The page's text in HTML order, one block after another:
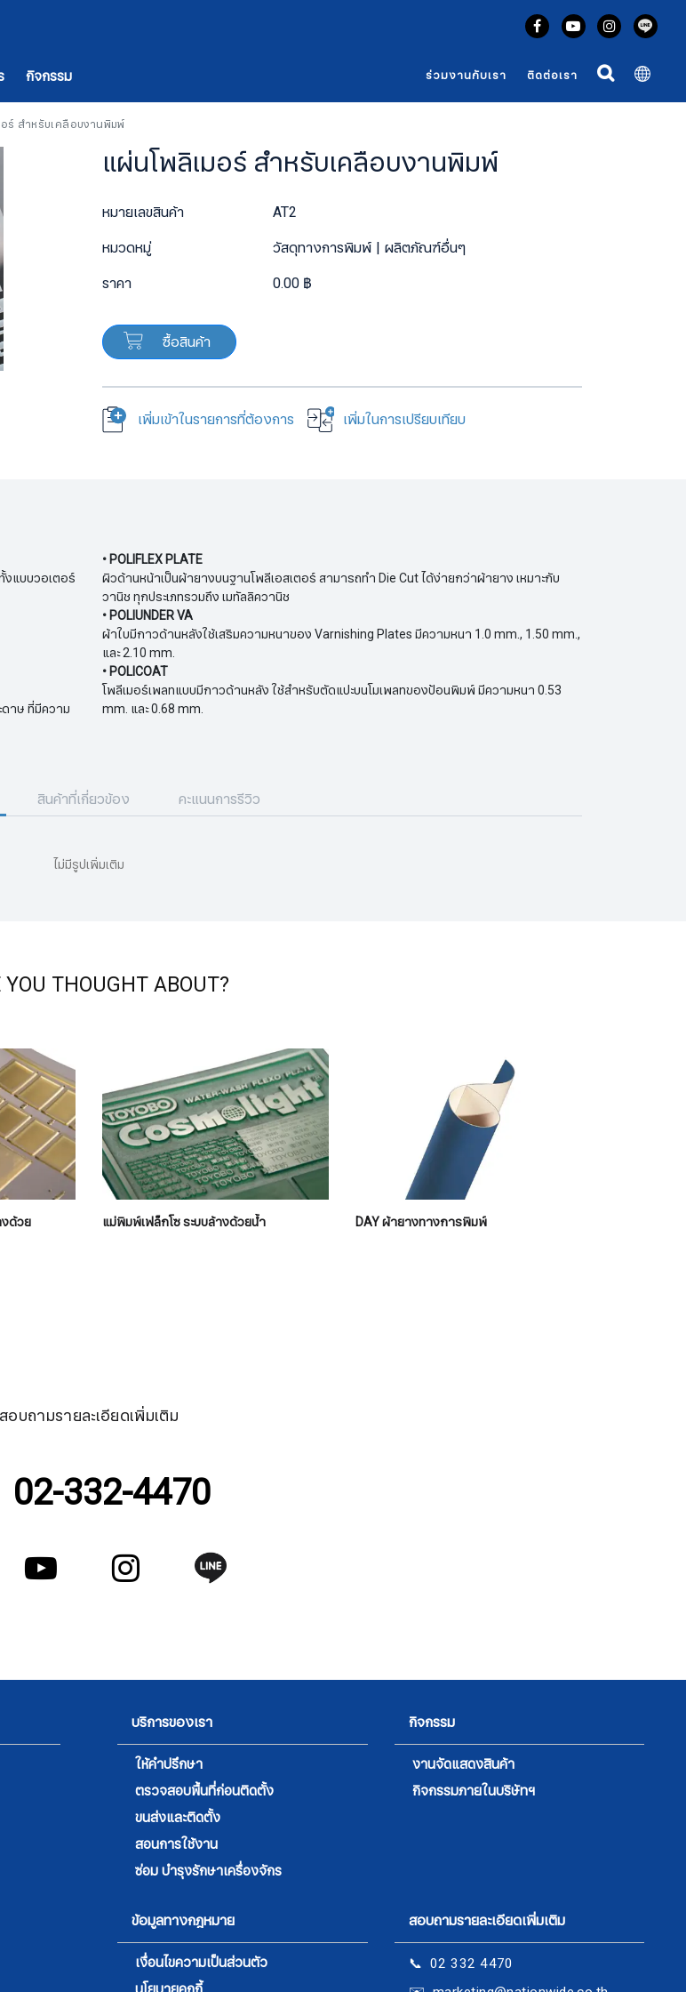
กิจกรรม ร่วมงานกับเรา ติดต่อเรา
ร์ สำหรับเคลือบงานพิมพ์
แผ่นโพลิเมอร์ สำหรับเคลือบงานพิมพ์
หมายเลขสินค้า
AT2
หมวดหมู่
วัสดุทางการพิมพ์
ผลิตภัณฑ์อื่นๆ
ราคา
0.00 ฿
ซื้อสินค้า
เพิ่มเข้าในรายการที่ต้องการ เพิ่มในการเปรียบเทียบ
งแบบวอเตอร์
าษ ที่มีความ
• POLIFLEX PLATE
ผิวด้านหน้าเป็นผ้ายางบนฐานโพลีเอสเตอร์ สามารถทำ Die Cut ได้ง่ายกว่าผ้ายาง เหมาะกับ
วานิช ทุกประเภทรวมถึง เมทัลลิควานิช
• POLIUNDER VA
ผ้าใบมีกาวด้านหลังใช้เสริมความหนาของ Varnishing Plates มีความหนา 1.0 mm., 1.50 mm.,
และ 2.10 mm.
• POLICOAT
โพลีเมอร์เพลทแบบมีกาวด้านหลัง ใช้สำหรับตัดแปะบนโมเพลทของป้อนพิมพ์ มีความหนา 0.53
mm. และ 0.68 mm.
สินค้าที่เกี่ยวข้อง คะแนนการรีวิว
ไม่มีรูปเพิ่มเติม
YOU THOUGHT ABOUT?
งด้วย
แม่พิมพ์เฟล็กโซ ระบบล้างด้วยน้ำ DAY ผ้ายางทางการพิมพ์
สอบถามรายละเอียดเพิ่มเติม
02-332-4470
บริการของเรา
ให้คำปรึกษา
ตรวจสอบพื้นที่ก่อนติดตั้ง
ขนส่งและติดตั้ง
สอนการใช้งาน
ซ่อม บำรุงรักษาเครื่องจักร
กิจกรรม
งานจัดแสดงสินค้า
กิจกรรมภายในบริษัทฯ
ข้อมูลทางกฎหมาย
เงื่อนไขความเป็นส่วนตัว
สอบถามรายละเอียดเพิ่มเติม
📞 02 332 4470